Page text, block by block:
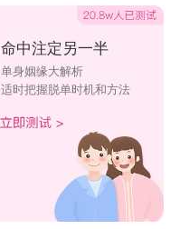
命中注定另一半
单身姻缘大解析
适时把握脱单时机和方法